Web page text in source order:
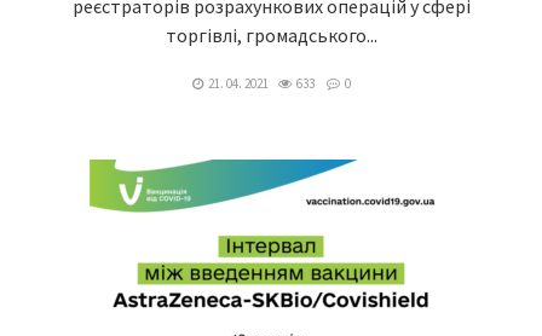
реєстраторів розрахункових операцій у сфері
торгівлі, громадського...
21. 04. 2021 633 0